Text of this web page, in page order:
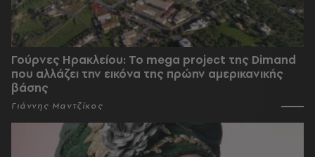
Γούρνες Ηρακλείου: To mega project της Dimand
που αλλάζει την εικόνα της πρώην αμερικανικής
βάσης
Γιάννης Μαντζίκος